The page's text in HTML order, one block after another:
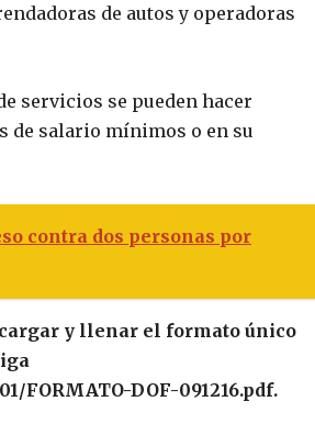
de autos y operadoras
servicios se pueden hacer
de salario mínimos o en su
contra dos personas por
y llenar el formato único
FORMATO-DOF-091216.pdf.